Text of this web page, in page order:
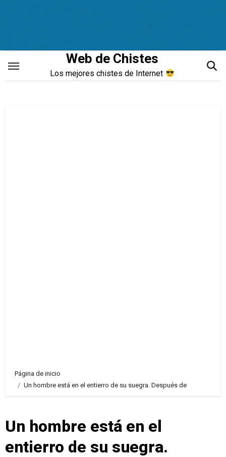
Web de Chistes
Los mejores chistes de Internet
Página de inicio
Un hombre está en el entierro de su suegra. Después de
Un hombre está en el
entierro de su suegra.